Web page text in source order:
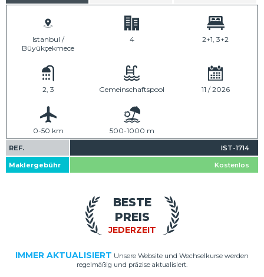
Istanbul /
Büyükçekmece
4 2+1, 3+2
2, 3 Gemeinschaftspool 11 / 2026
0-50 km 500-1000 m
REF. IST-1714
Maklergebühr Kostenlos
JEDERZEIT
BESTE
PREIS
IMMER AKTUALISIERT Unsere Website und Wechselkurse werden
regelmäßig und präzise aktualisiert.